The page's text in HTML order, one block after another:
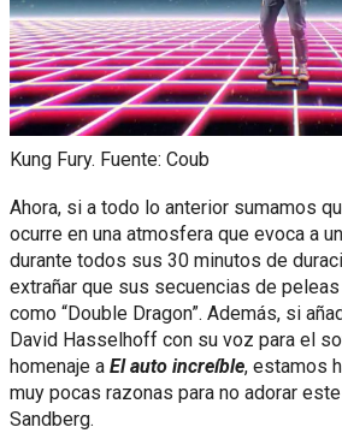
Kung Fury. Fuente: Coub
Ahora, si a todo lo anterior sumamos
ocurre en una atmosfera que evoca a un
durante todos sus 30 minutos de
extrañar que sus secuencias de
como “Double Dragon”. Además, si
David Hasselhoff con su voz para el
homenaje a El auto increíble, estamos
muy pocas razonas para no adorar
Sandberg.